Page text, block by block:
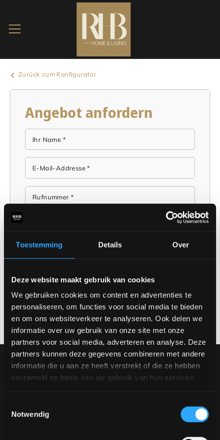
Toestemming Details Over
Deze website maakt gebruik van cookies
We gebruiken cookies om content en advertenties te
personaliseren, om functies voor social media te bieden
en om ons websiteverkeer te analyseren. Ook delen we
informatie over uw gebruik van onze site met onze
partners voor social media, adverteren en analyse. Deze
partners kunnen deze gegevens combineren met andere
informatie die u aan ze heeft verstrekt of die ze hebben
verzameld op basis van uw gebruik van hun services.
Notwendig
Zurück zum Konfigurator
Angebot anfordern
Ihr Name *
E-Mail-Addresse *
Rufnummer *
Senden
Unsere Sammlung
Gestalten Sie Ihren Stuhl